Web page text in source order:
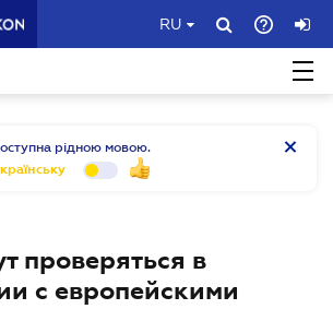
RU
рідною мовою.
проверяться в
с европейскими